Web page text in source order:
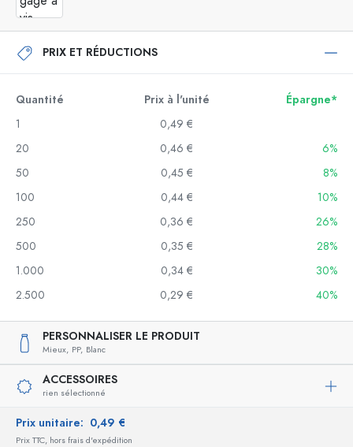
PRIX ET RÉDUCTIONS
Quantité Prix à l'unité
Épargne*
1
0,49 €
20
0,46 €
6%
50
0,45 €
8%
100
0,44 €
10%
250
0,36 €
26%
500
0,35 €
28%
1.000
0,34 €
30%
2.500
0,29 € 40%
PERSONNALISER LE PRODUIT
Mieux, PP, Blanc
ACCESSOIRES
rien sélectionné
Prix unitaire: 0,49 €
Prix TTC, hors frais d'expédition